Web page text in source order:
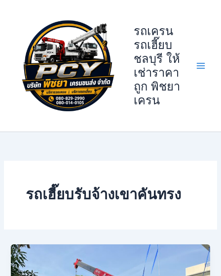
รถเครน
รถเฮี๊ยบ
ชลบุรี ให้
เช่าราคา
ถูก พิชยา
เครน
รถเฮี๊ยบรับจ้างเขาคันทรง